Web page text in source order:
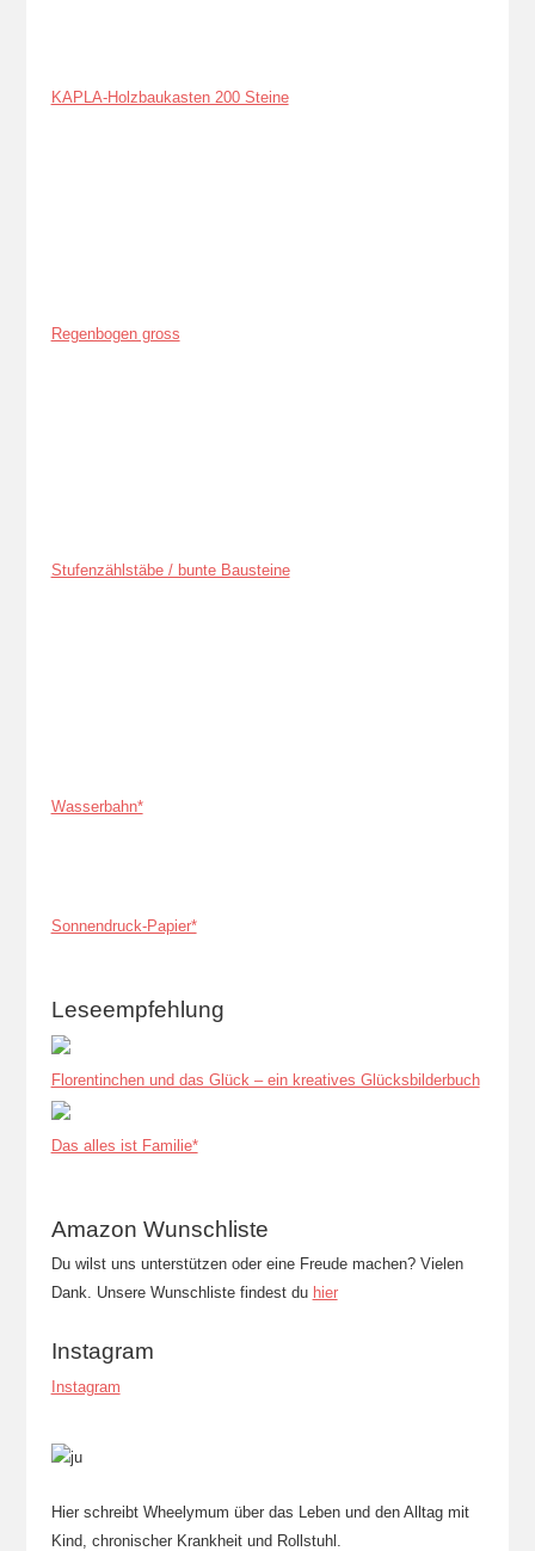
KAPLA-Holzbaukasten 200 Steine
Regenbogen gross
Stufenzählstäbe / bunte Bausteine
Wasserbahn*
Sonnendruck-Papier*
Leseempfehlung
Florentinchen und das Glück – ein kreatives Glücksbilderbuch
Das alles ist Familie*
Amazon Wunschliste
Du wilst uns unterstützen oder eine Freude machen? Vielen
Dank. Unsere Wunschliste findest du hier
Instagram
Instagram
Hier schreibt Wheelymum über das Leben und den Alltag mit
Kind, chronischer Krankheit und Rollstuhl.